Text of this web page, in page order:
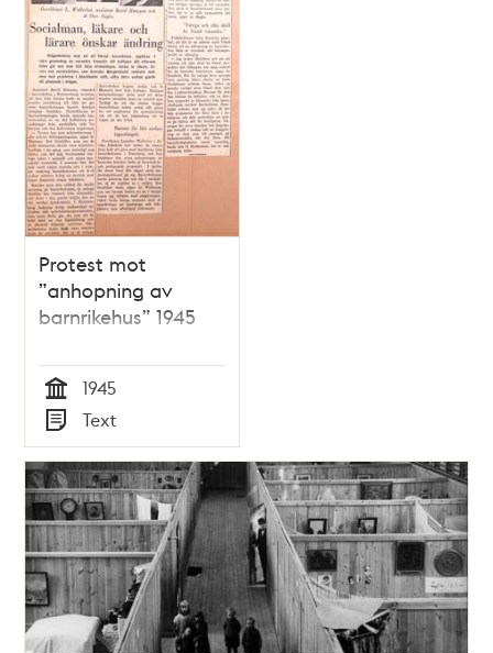
Protest mot
”anhopning av
barnrikehus” 1945
Tid
1945
Typ
Text